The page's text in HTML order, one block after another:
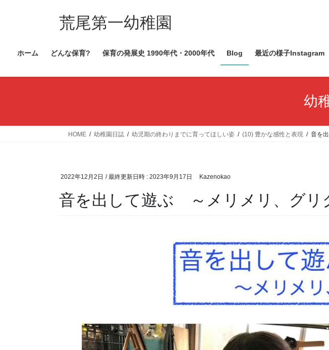
ス
ン
荒尾第一幼稚園
ホーム どんな保育? 保育の発展史 1990年代・2000年代 Blog 最近の様子Instagram
幼
HOME 幼稚園日誌 幼児期の終わりまでに育ってほしい姿 (10) 豊かな感性と表現 音を
2022年12月2日 / 最終更新日時 : 2023年9月17日 Kazenokao
音を出して遊ぶ ～メリメリ、グリ